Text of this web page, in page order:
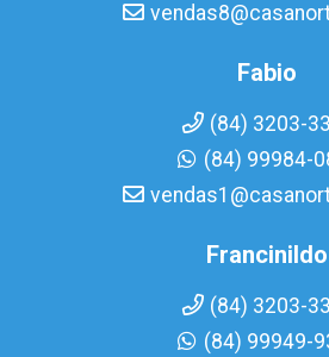
Fabio
(84) 3203-
(84) 99984-
Francinildo
(84) 3203-
(84) 99949-